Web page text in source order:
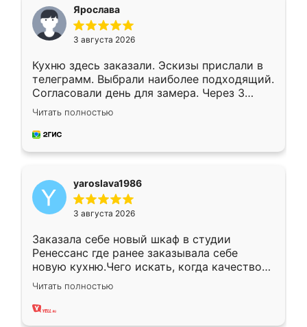
Ярослава
3 августа 2026
Кухню здесь заказали. Эскизы прислали в
телеграмм. Выбрали наиболее подходящий.
Согласовали день для замера. Через 3
недели кухня была уже готова. Остались
довольны работой. Спасибо Ренессанс
мебель за качественную работу!
Читать полностью
yaroslava1986
3 августа 2026
Заказала себе новый шкаф в студии
Ренессанс где ранее заказывала себе
новую кухню.Чего искать, когда качеством
вполне довольна. Служит кухня уже почти
два года, нареканий нет.
Читать полностью